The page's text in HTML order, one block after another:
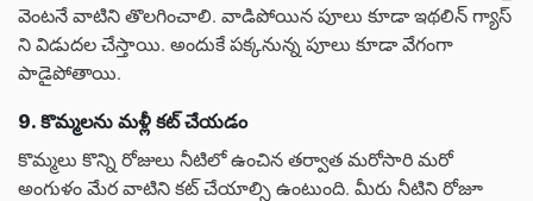
వెంటనే వాటిని తొలగించాలి. వాడిపోయిన పూలు కూడా ఇథలిన్ గ్యాస్
ని విడుదల చేస్తాయి. అందుకే పక్కనున్న పూలు కూడా వేగంగా
పాడైపోతాయి.
9. కొమ్మలను మళ్లీ కట్ చేయడం
కొమ్మలు కొన్ని రోజులు నీటిలో ఉంచిన తర్వాత మరోసారి మరో
అంగుళం మేర వాటిని కట్ చేయాల్సి ఉంటుంది. మీరు నీటిని రోజూ